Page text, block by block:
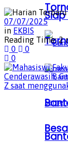
07/07/2025
in EKBIS
Reading Time: 2
0
0
0